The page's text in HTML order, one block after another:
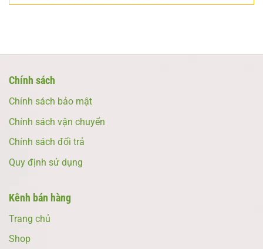
Chính sách
Chính sách bảo mật
Chính sách vận chuyển
Chính sách đổi trả
Quy định sử dụng
Kênh bán hàng
Trang chủ
Shop